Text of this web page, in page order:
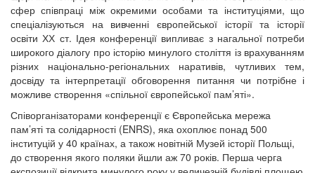
сфер співпраці між окремими особами та інституціями, що
спеціалізуються на вивченні європейської історії та історії
освіти ХХ ст. Ідея конференції випливає з нагальної потреби
широкого діалогу про історію минулого століття із врахуванням
різних національно-регіональних наративів, чутливих тем,
досвіду та інтерпретації обговорення питання чи потрібне і
можливе створення «спільної європейської пам’яті».
Співорганізаторами конференції є Європейська мережа
пам’яті та солідарності (ENRS), яка охоплює понад 500
інституцій у 40 країнах, а також новітній Музей історії Польщі,
до створення якого поляки йшли аж 70 років. Перша черга